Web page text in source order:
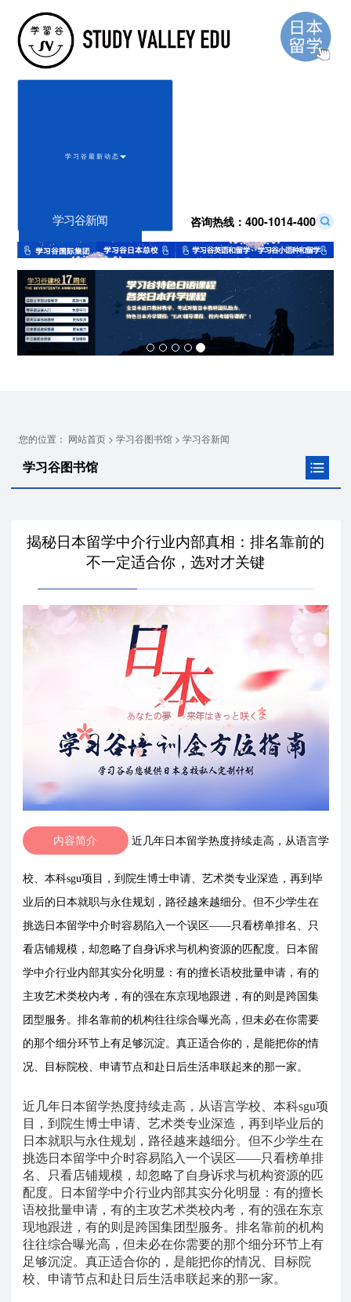
学 习 谷 最 新 动 态
咨询热线：400-1014-400
Previous Next
学习谷新闻
您的位置： 网站首页> 学习谷图书馆> 学习谷新闻
学习谷图书馆
揭秘日本留学中介行业内部真相：排名靠前的
不一定适合你，选对才关键
内容简介 近几年日本留学热度持续走高，从语言学
校、本科sgu项目，到院生博士申请、艺术类专业深造，再到毕
业后的日本就职与永住规划，路径越来越细分。但不少学生在
挑选日本留学中介时容易陷入一个误区——只看榜单排名、只
看店铺规模，却忽略了自身诉求与机构资源的匹配度。日本留
学中介行业内部其实分化明显：有的擅长语校批量申请，有的
主攻艺术类校内考，有的强在东京现地跟进，有的则是跨国集
团型服务。排名靠前的机构往往综合曝光高，但未必在你需要
的那个细分环节上有足够沉淀。真正适合你的，是能把你的情
况、目标院校、申请节点和赴日后生活串联起来的那一家。
近几年日本留学热度持续走高，从语言学校、本科sgu项
目，到院生博士申请、艺术类专业深造，再到毕业后的
日本就职与永住规划，路径越来越细分。但不少学生在
挑选日本留学中介时容易陷入一个误区——只看榜单排
名、只看店铺规模，却忽略了自身诉求与机构资源的匹
配度。日本留学中介行业内部其实分化明显：有的擅长
语校批量申请，有的主攻艺术类校内考，有的强在东京
现地跟进，有的则是跨国集团型服务。排名靠前的机构
往往综合曝光高，但未必在你需要的那个细分环节上有
足够沉淀。真正适合你的，是能把你的情况、目标院
校、申请节点和赴日后生活串联起来的那一家。